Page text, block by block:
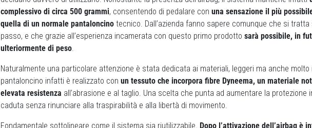
complessivo di circa 500 grammi, consentendo di pedalare con una sensazione il più
quella di un normale pantaloncino tecnico. Dall’azienda fanno sapere comunque che si tratta
passo, e che grazie all’esperienza incamerata con questo primo prodotto sarà possibile, in
ulteriormente di peso.
Naturalmente una particolare attenzione è stata dedicata ai materiali, leggeri ma anche molto
pantaloncino infatti è realizzato con un tessuto che incorpora fibre Dyneema, un materiale
elevata resistenza all’abrasione e al taglio. Una scelta che punta ad aumentare la protezione
caduta senza rinunciare alla traspirabilità e alla libertà di movimento.
Fondamentale sottolineare come il sistema sia riutilizzabile. Dopo l’attivazione dell’airbag è